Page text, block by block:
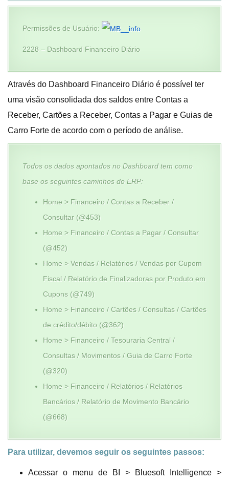
Permissões de Usuário:
2228 – Dashboard Financeiro Diário
Através do Dashboard Financeiro Diário é possível ter
uma visão consolidada dos saldos entre Contas a
Receber, Cartões a Receber, Contas a Pagar e Guias de
Carro Forte de acordo com o período de análise.
Todos os dados apontados no Dashboard tem como
base os seguintes caminhos do ERP:
Home > Financeiro / Contas a Receber /
Consultar (@453)
Home > Financeiro / Contas a Pagar / Consultar
(@452)
Home > Vendas / Relatórios / Vendas por Cupom
Fiscal / Relatório de Finalizadoras por Produto em
Cupons (@749)
Home > Financeiro / Cartões / Consultas / Cartões
de crédito/débito (@362)
Home > Financeiro / Tesouraria Central /
Consultas / Movimentos / Guia de Carro Forte
(@320)
Home > Financeiro / Relatórios / Relatórios
Bancários / Relatório de Movimento Bancário
(@668)
Para utilizar, devemos seguir os seguintes passos:
Acessar o menu de BI > Bluesoft Intelligence >